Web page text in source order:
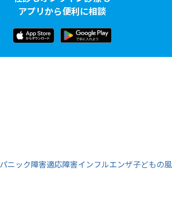
アプリから便利に相談
パニック障害適応障害インフルエンザ子どもの